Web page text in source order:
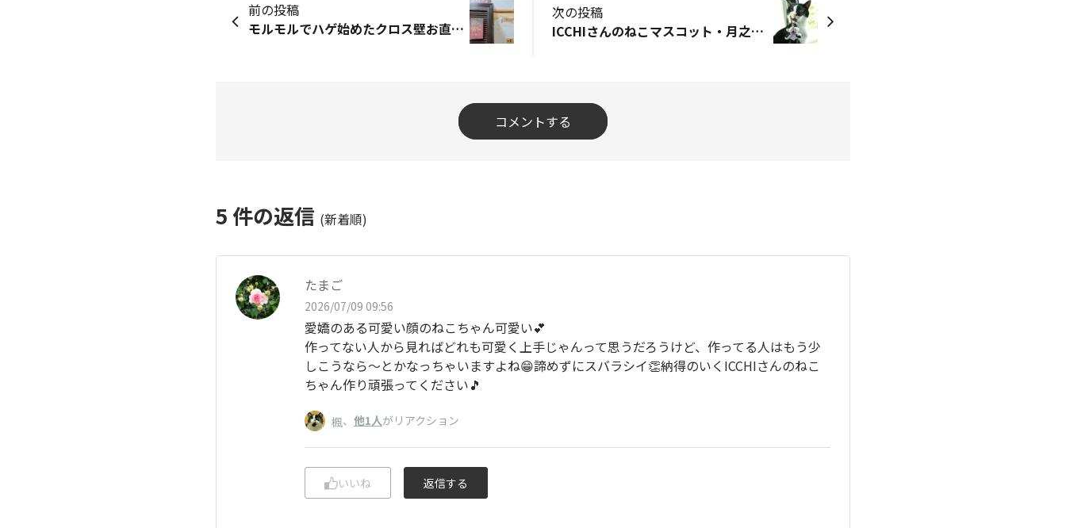
前の投稿
モルモルでハゲ始めたクロス壁お直し❣️
次の投稿
ICCHIさんのねこマスコット・月之丞バージョン
コメントする
5 件の返信 (新着順)
たまご
2026/07/09 09:56
愛嬌のある可愛い顔のねこちゃん可愛い💕
作ってない人から見ればどれも可愛く上手じゃんって思うだろうけど、作ってる人はもう少
しこうなら〜とかなっちゃいますよね😁諦めずにスバラシイ👏納得のいくICCHIさんのねこ
ちゃん作り頑張ってください🎵
楓、 他1人がリアクション
いいね 返信する